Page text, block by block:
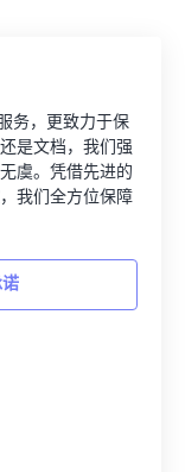
务，更致力于保
是文档，我们强
虞。凭借先进的
我们全方位保障